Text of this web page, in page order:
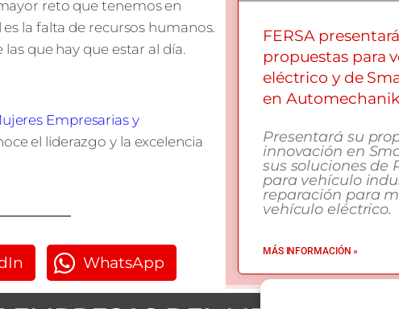
reto que tenemos en
la falta de recursos humanos.
que hay que estar al día.
Empresarias y
el liderazgo y la excelencia
WhatsApp
FERSA
propuestas para
eléctrico y de
en
Presentará su
innovación en
sus soluciones de
para vehículo
reparación para
vehículo eléctrico.
MÁS INFORMACIÓN »